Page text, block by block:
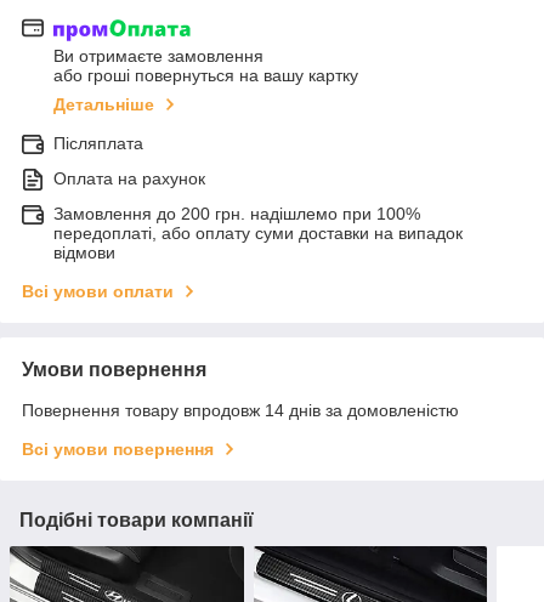
Ви отримаєте замовлення
або гроші повернуться на вашу картку
Детальніше
Післяплата
Оплата на рахунок
Замовлення до 200 грн. надішлемо при 100%
передоплаті, або оплату суми доставки на випадок
відмови
Всі умови оплати
Умови повернення
Повернення товару впродовж 14 днів за домовленістю
Всі умови повернення
Подібні товари компанії